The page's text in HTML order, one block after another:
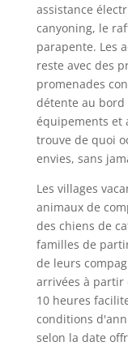
assistance
canyoning, le
parapente. Les
reste avec des
promenades
détente au bord
équipements et
trouve de quoi
envies, sans
Les villages
animaux de
des chiens de
familles de
de leurs
arrivées à partir
10 heures
conditions
selon la date